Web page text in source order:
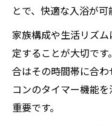
とで、快適な入浴が可
家族構成や生活リズ
定することが大切で
合はその時間帯に合
コンのタイマー機能
重要です。